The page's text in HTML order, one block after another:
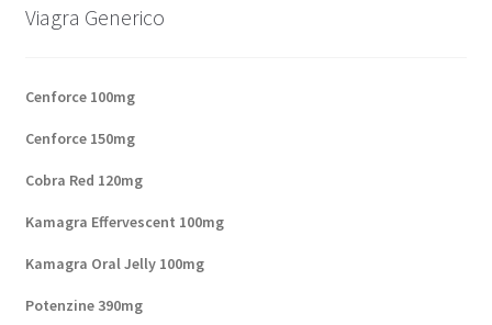
Conditions
Viagra Generico
Cenforce 100mg
Cenforce 150mg
Cobra Red 120mg
Kamagra Effervescent 100mg
Kamagra Oral Jelly 100mg
Potenzine 390mg